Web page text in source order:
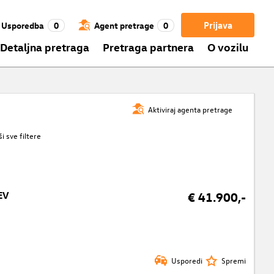
Prijava
Usporedba 0 Agent pretrage 0
Detaljna pretraga Pretraga partnera O vozilu
Aktiviraj agenta pretrage
sve filtere
€ 41.900,-
Usporedi Spremi